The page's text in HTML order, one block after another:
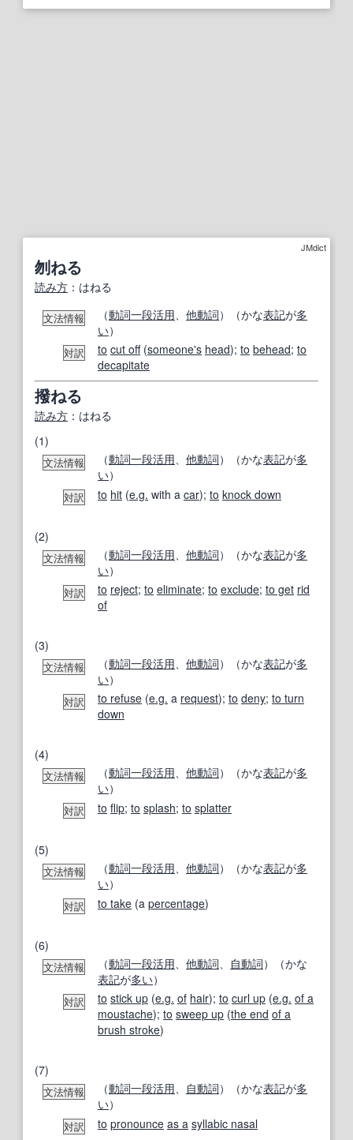
JMdict
刎ねる
読み方 ：はねる
文法情報 （動詞一段活用 他動詞）（かな表記が多
い）
対訳 to cut off(someone's head); to behead; to
decapitate
撥ねる
読み方 ：はねる
(1)
文法情報 （動詞一段活用 他動詞）（かな表記が多
い）
対訳 to hit (e.g. with a car); to knock down
(2)
文法情報 （動詞一段活用 他動詞）（かな表記が多
い）
対訳 to reject; to eliminate; to exclude; to get rid
of
(3)
文法情報 （動詞一段活用 他動詞）（かな表記が多
い）
対訳 to refuse (e.g. a request); to deny; to turn
down
(4)
文法情報 （動詞一段活用 他動詞）（かな表記が多
い）
対訳 to flip; to splash; to splatter
(5)
文法情報 （動詞一段活用 他動詞）（かな表記が多
い）
対訳 to take (a percentage)
(6)
文法情報 （動詞一段活用 他動詞 自動詞）（かな
表記が多い）
対訳 to stick up (e.g. of hair); to curl up (e.g. of a
moustache); to sweep up (the end of a
brush stroke)
(7)
文法情報 （動詞一段活用 自動詞）（かな表記が多
い）
対訳 to pronounce as a syllabic nasal